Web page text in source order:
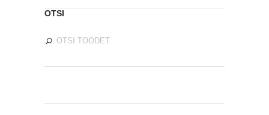
OTSI